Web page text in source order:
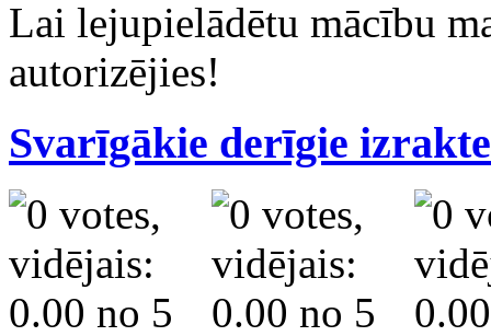
Lai lejupielādētu mācību
autorizējies!
Svarīgākie derīgie